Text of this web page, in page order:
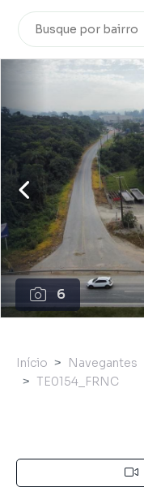
6
Início Navegantes
TE0154_FRNC